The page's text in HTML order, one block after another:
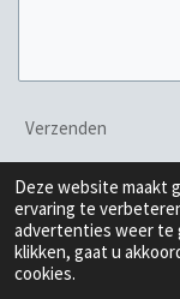
Deze website maakt
ervaring te
advertenties weer te
klikken, gaat u
cookies.
Verzenden
L